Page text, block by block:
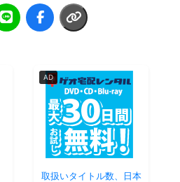
AD
取扱いタイトル数、日本